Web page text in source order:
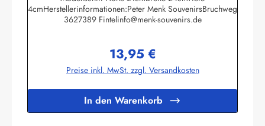
4cmHerstellerinformationen:Peter Menk SouvenirsBruchweg
3627389 Fintelinfo@menk-souvenirs.de
Regulärer Preis:
13,95 €
Preise inkl. MwSt. zzgl. Versandkosten
In den Warenkorb